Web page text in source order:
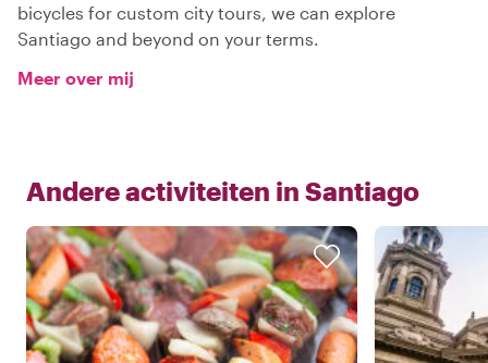
bicycles for custom city tours, we can explore
Santiago and beyond on your terms.
Meer over mij
Andere activiteiten in Santiago